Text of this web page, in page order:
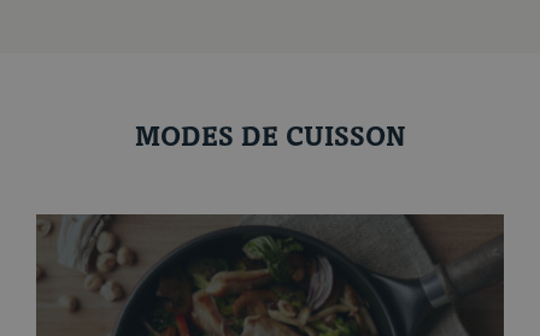
MODES DE CUISSON